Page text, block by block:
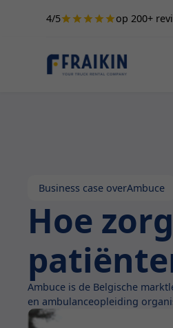
4/5 op 200+
Business case overAmbuce
Hoe
Ambuce is de Belgische
en ambulanceopleiding